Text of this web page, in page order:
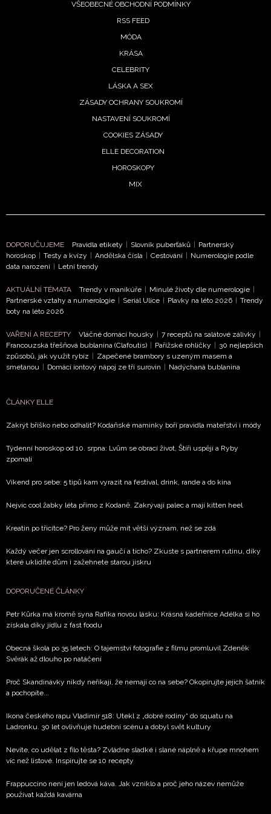
VŠEOBECNÉ OBCHODNÍ PODMÍNKY
RSS FEED
MÓDA
KRÁSA
CELEBRITY
LÁSKA A SEX
ZÁSADY OCHRANY SOUKROMÍ
NASTAVENÍ SOUKROMÍ
COOKIES ZÁSADY
ELLE DECORATION
HOROSKOPY
MIX
DOPORUČUJEME Pravidla etikety | Slovník puberťáků | Partnerský
horoskop | Testy a kvízy | Andělská čísla | Cestování | Numerologie podle
data narození | Letní trendy
AKTUÁLNÍ TÉMATA Trendy v manikúře | Minulé životy dle numerologie |
Partnerské vztahy a numerologie | Seriál Ulice | Plavky na léto 2026 | Trendy
boty na léto 2026
VAŘENÍ A RECEPTY Vláčné domácí housky | 7 receptů na salátové zálivky |
Francouzská třešňová bublanina (Clafoutis) | Pařížské rohlíčky | 30 nejlepších
způsobů, jak využít rybíz | Zapečené brambory s uzeným masem a
smetanou | Domácí iontový nápoj ze tří surovin | Nadýchaná bublanina
ČLÁNKY ELLE
Zakrýt bříško nebo odhalit? Kodaňské maminky boří pravidla mateřství i módy
Týdenní horoskop od 10. srpna: Lvům se obrací život, Štíři uspějí a Ryby
zpomalí
Víkend pro sebe: 5 tipů kam vyrazit na festival, drink, rande a do kina
Nejvíc cool žabky léta přímo z Kodaně. Zakrývají palec a mají kitten heel
Kreatin po třicítce? Pro ženy může mít větší význam, než se zdá
Každý večer jen scrollování na gauči a ticho? Zkuste s partnerem rutinu, díky
které uklidíte dům i zažehnete starou jiskru
DOPORUČENÉ ČLÁNKY
Petr Kůrka má kromě syna Rafíka novou lásku: Krásná kadeřnice Adélka si ho
získala díky jídlu z fast foodu
Obecná škola po 35 letech: O tajemství fotografie z filmu promluvil Zdeněk
Svěrák až dlouho po natáčení
Proč Skandinávky nikdy neříkají, že nemají co na sebe? Okopírujte jejich šatník
a pochopíte...
Ikona českého rapu Vladimír 518: Utekl z „dobré rodiny“ do squatu na
Ladronku. 30 let ovlivňuje hudební scénu a dobyl svět kultury
Nevíte, co udělat z filo těsta? Zvládne sladké i slané náplně a křupe mnohem
víc než listové. Inspirujte se 10 recepty
Frappuccino není jen ledová káva. Jak vzniklo a proč jeho název nemůže
používat každá kavárna